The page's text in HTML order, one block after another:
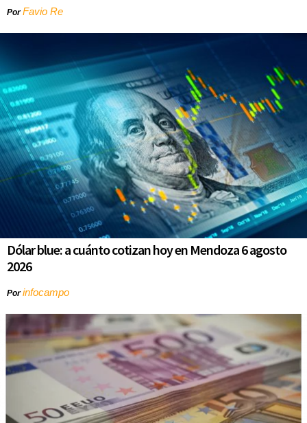
PorFavio Re
Dólar blue: a cuánto cotizan hoy en Mendoza 6 agosto
2026
Porinfocampo